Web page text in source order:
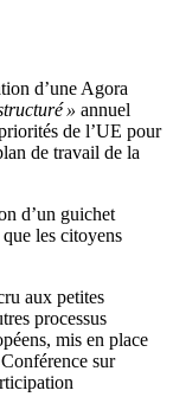
d’une Agora
» annuel
de l’UE pour
de travail de la
d’un guichet
les citoyens
aux petites
processus
mis en place
sur